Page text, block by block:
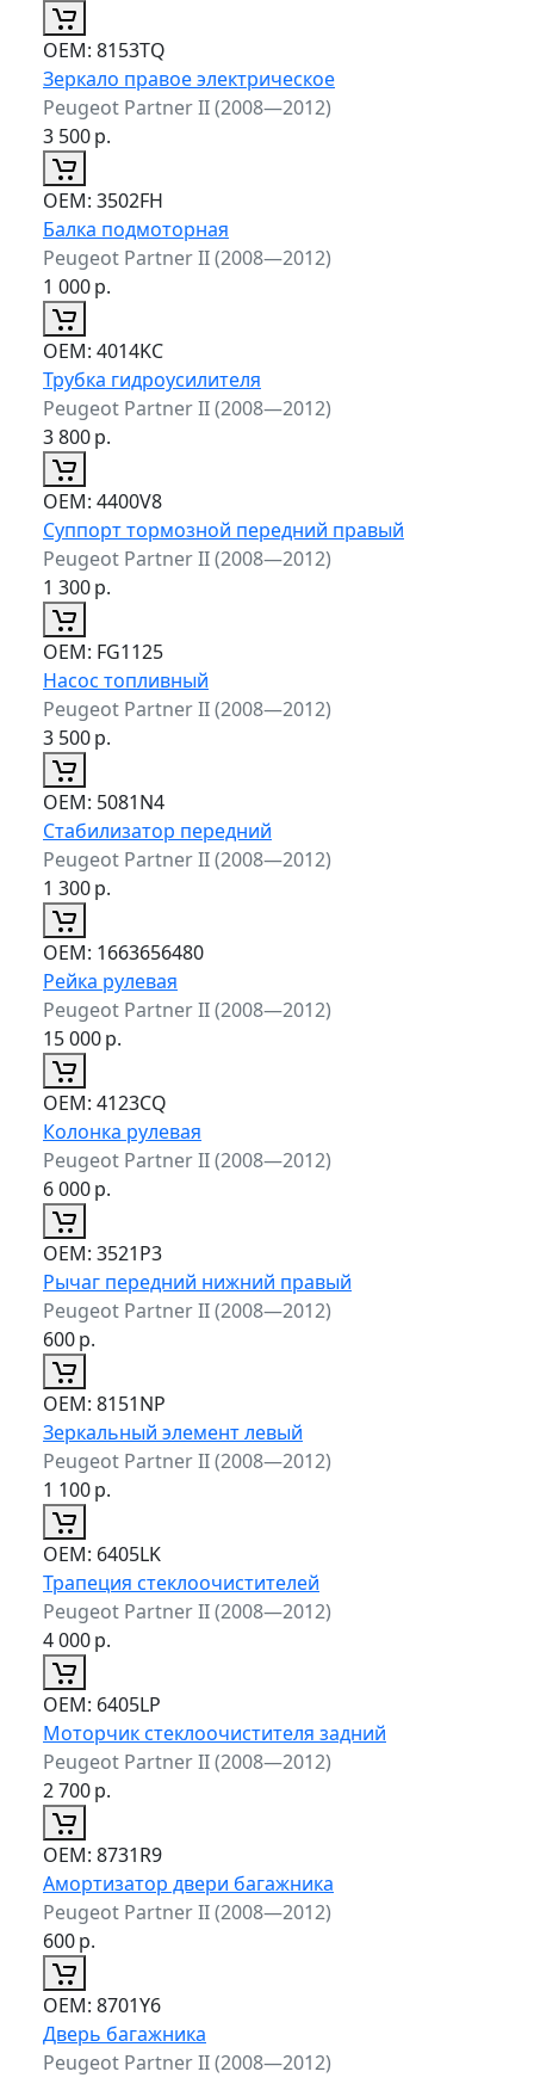
ОЕМ: 8153TQ
Зеркало правое электрическое
Peugeot Partner II (2008—2012)
3 500р.
ОЕМ: 3502FH
Балка подмоторная
Peugeot Partner II (2008—2012)
1 000р.
ОЕМ: 4014KC
Трубка гидроусилителя
Peugeot Partner II (2008—2012)
3 800р.
ОЕМ: 4400V8
Суппорт тормозной передний правый
Peugeot Partner II (2008—2012)
1 300р.
ОЕМ: FG1125
Насос топливный
Peugeot Partner II (2008—2012)
3 500р.
ОЕМ: 5081N4
Стабилизатор передний
Peugeot Partner II (2008—2012)
1 300р.
ОЕМ: 1663656480
Рейка рулевая
Peugeot Partner II (2008—2012)
15 000р.
ОЕМ: 4123CQ
Колонка рулевая
Peugeot Partner II (2008—2012)
6 000р.
ОЕМ: 3521P3
Рычаг передний нижний правый
Peugeot Partner II (2008—2012)
600р.
ОЕМ: 8151NP
Зеркальный элемент левый
Peugeot Partner II (2008—2012)
1 100р.
ОЕМ: 6405LK
Трапеция стеклоочистителей
Peugeot Partner II (2008—2012)
4 000р.
ОЕМ: 6405LP
Моторчик стеклоочистителя задний
Peugeot Partner II (2008—2012)
2 700р.
ОЕМ: 8731R9
Амортизатор двери багажника
Peugeot Partner II (2008—2012)
600р.
ОЕМ: 8701Y6
Дверь багажника
Peugeot Partner II (2008—2012)